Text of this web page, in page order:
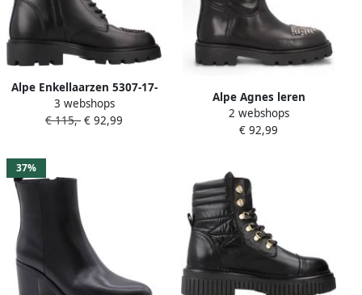
Alpe Enkellaarzen 5307-17-
05 Becerro
3 webshops
€ 115,- € 92,99
Alpe Agnes leren
enkellaarsjes
2 webshops
€ 92,99
37%